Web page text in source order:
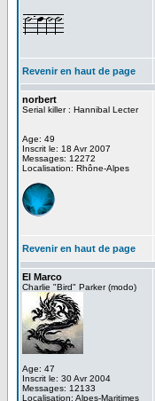
Revenir en haut de page
norbert
Serial killer : Hannibal Lecter
Age: 49
Inscrit le: 18 Avr 2007
Messages: 12272
Localisation: Rhône-Alpes
Revenir en haut de page
El Marco
Charlie "Bird" Parker (modo)
Age: 47
Inscrit le: 30 Avr 2004
Messages: 12133
Localisation: Alpes-Maritimes